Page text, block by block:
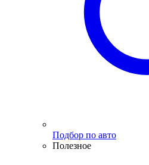
Подбор по авто
Полезное